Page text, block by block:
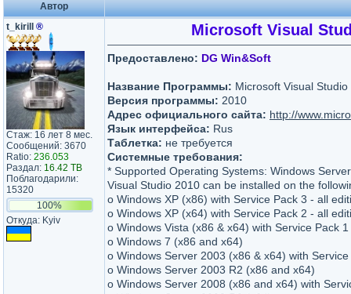
Автор
t_kirill ®
Стаж: 16 лет 8 мес.
Сообщений: 3670
Ratio: 236.053
Раздал: 16.42 TB
Поблагодарили:
15320
100%
Откуда: Kyiv
Microsoft Visual
Предоставлено: DG Win&Soft
Название Программы: Microsoft Visual
Версия программы: 2010
Адрес официального сайта: http://
Язык интерфейса: Rus
Таблетка: не требуется
Системные требования:
* Supported Operating Systems: Windows
Visual Studio 2010 can be installed on the
o Windows XP (x86) with Service Pack 3 - all
o Windows XP (x64) with Service Pack 2 - all
o Windows Vista (x86 & x64) with Service Pack
o Windows 7 (x86 and x64)
o Windows Server 2003 (x86 & x64) with
o Windows Server 2003 R2 (x86 and x64)
o Windows Server 2008 (x86 and x64) with